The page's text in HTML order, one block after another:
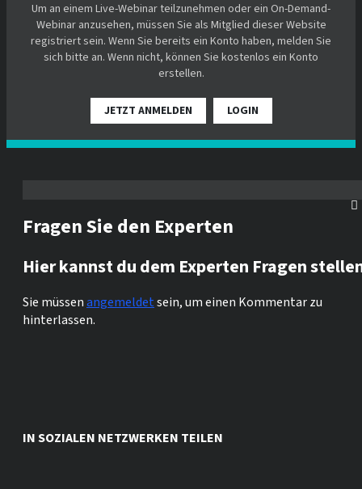
Um an einem Live-Webinar teilzunehmen oder ein On-Demand-
Webinar anzusehen, müssen Sie als Mitglied dieser Website
registriert sein. Wenn Sie bereits ein Konto haben, melden Sie
sich bitte an. Wenn nicht, können Sie kostenlos ein Konto
erstellen.
JETZT ANMELDEN LOGIN
Fragen Sie den Experten
Hier kannst du dem Experten Fragen
Sie müssenangemeldetsein, um einen Kommentar zu
hinterlassen.
IN SOZIALEN NETZWERKEN TEILEN